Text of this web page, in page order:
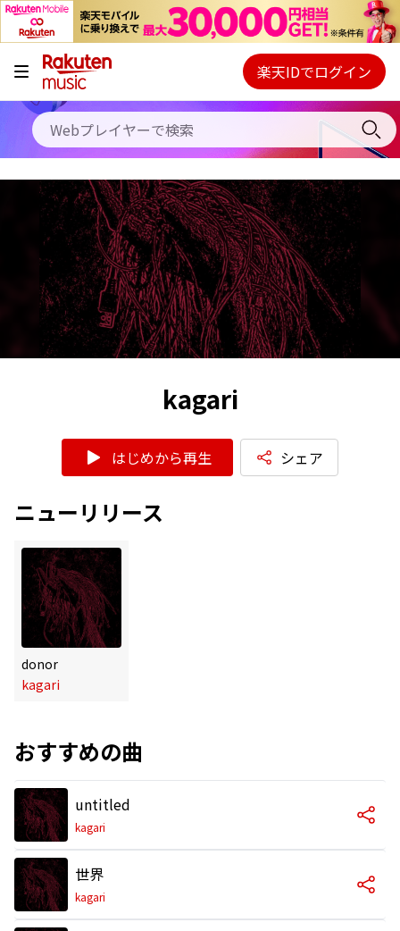
キャンペーン
料金プラン
使い方
初回30日間無料お試し
Webプレイヤー
ご契約内容の確認・変更
楽天IDでログイン
kagari
はじめから再生 シェア
ニューリリース
donor
kagari
おすすめの曲
untitled
kagari
世界
kagari